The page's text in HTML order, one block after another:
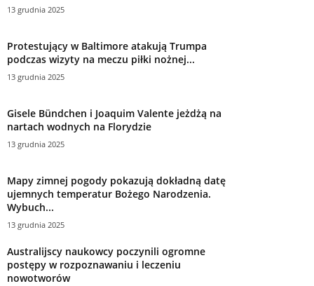
13 grudnia 2025
Protestujący w Baltimore atakują Trumpa
podczas wizyty na meczu piłki nożnej...
13 grudnia 2025
Gisele Bündchen i Joaquim Valente jeżdżą na
nartach wodnych na Florydzie
13 grudnia 2025
Mapy zimnej pogody pokazują dokładną datę
ujemnych temperatur Bożego Narodzenia.
Wybuch...
13 grudnia 2025
Australijscy naukowcy poczynili ogromne
postępy w rozpoznawaniu i leczeniu
nowotworów